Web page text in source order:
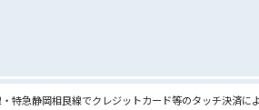
特急静岡相良線でクレジットカード等のタッチ決済に